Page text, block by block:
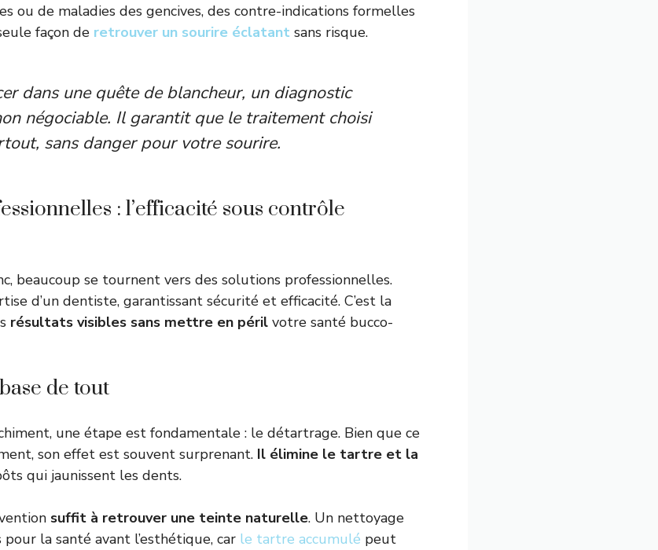
ou de maladies des gencives, des contre-indications formelles
façon de retrouver un sourire éclatant sans risque.
dans une quête de blancheur, un diagnostic
négociable. Il garantit que le traitement choisi
sans danger pour votre sourire.
: l’efficacité sous contrôle
beaucoup se tournent vers des solutions professionnelles.
d’un dentiste, garantissant sécurité et efficacité. C’est la
résultats visibles sans mettre en péril votre santé bucco-
de tout
une étape est fondamentale : le détartrage. Bien que ce
son effet est souvent surprenant. Il élimine le tartre et la
qui jaunissent les dents.
suffit à retrouver une teinte naturelle. Un nettoyage
la santé avant l’esthétique, car le tartre accumulé peut